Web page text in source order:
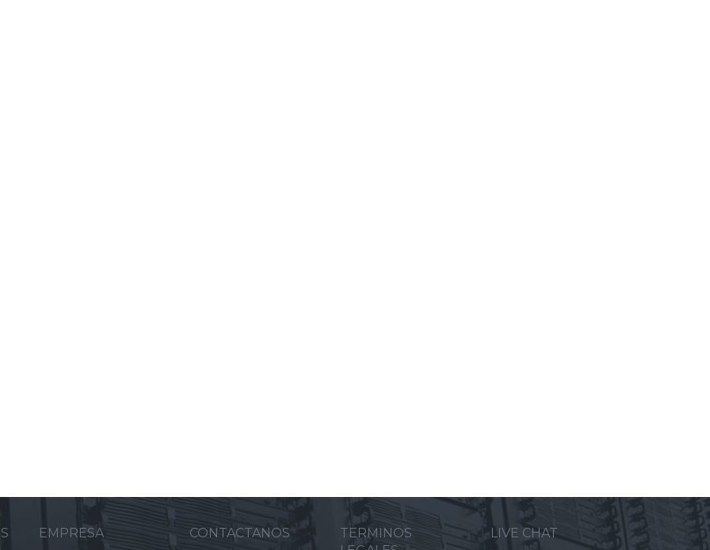
EMPRESA CONTACTANOS
TERMINOS
LIVE CHAT